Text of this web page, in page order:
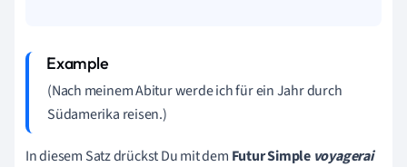
(Nach meinem Abitur werde ich für ein Jahr durch
Südamerika reisen.)
In diesem Satz drückst Du mit dem Futur Simple voyagerai